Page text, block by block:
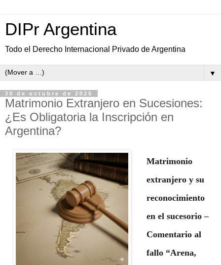
DIPr Argentina
Todo el Derecho Internacional Privado de Argentina
▼
30 de octubre de 2025
Matrimonio Extranjero en Sucesiones:
¿Es Obligatoria la Inscripción en
Argentina?
Matrimonio
extranjero y su
reconocimiento
en el sucesorio –
Comentario al
fallo “Arena,